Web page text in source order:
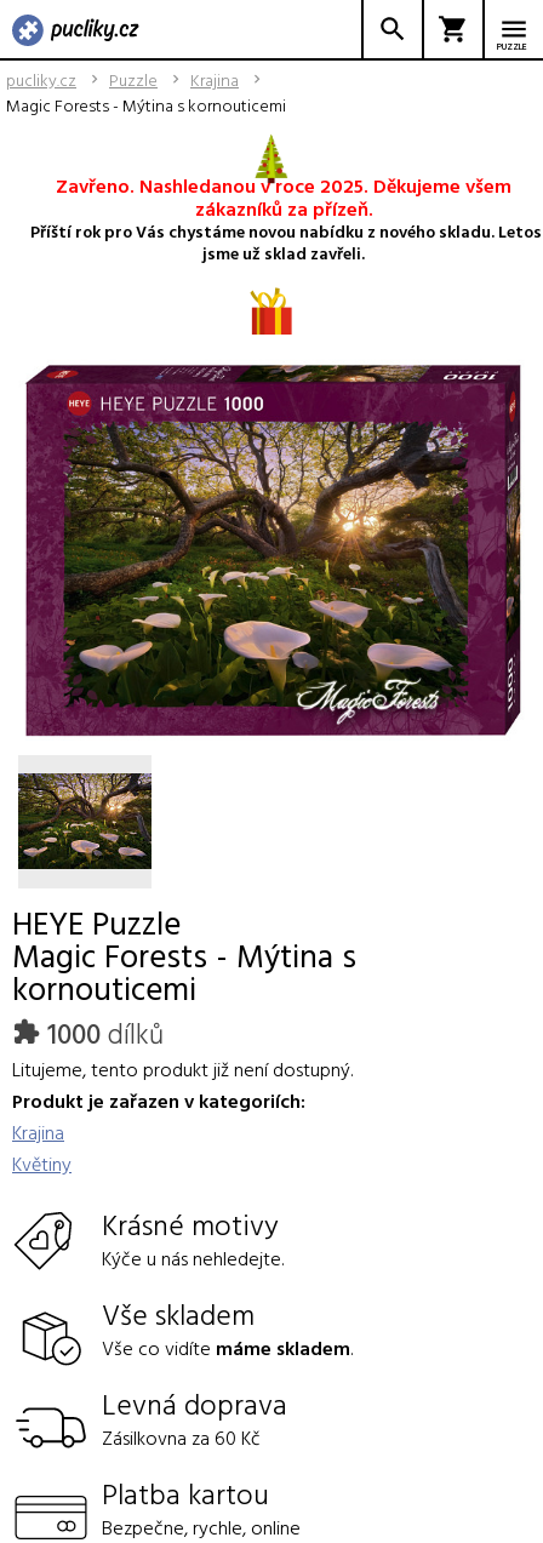
PUZZLE
pucliky.cz Puzzle
Krajina
Magic Forests - Mýtina s kornouticemi
Zavřeno. Nashledanou v roce 2025. Děkujeme všem
zákazníků za přízeň.
Příští rok pro Vás chystáme novou nabídku z nového skladu. Letos
jsme už sklad zavřeli.
HEYE Puzzle
Magic Forests - Mýtina s
kornouticemi
1000dílků
Litujeme, tento produkt již není dostupný.
Produkt je zařazen v kategoriích:
Krajina
Květiny
Krásné motivy
Kýče u nás nehledejte.
Vše skladem
Vše co vidíte máme skladem.
Levná doprava
Zásilkovna za 60 Kč
Platba kartou
Bezpečne, rychle, online